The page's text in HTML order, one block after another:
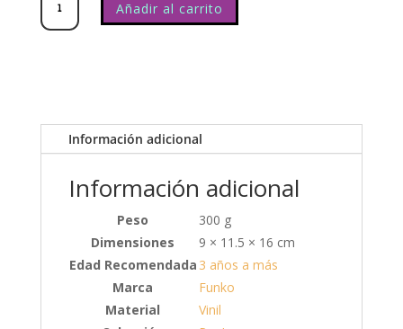
cantidad Añadir al carrito
Información adicional
Información adicional
Peso
300 g
Dimensiones
9 × 11.5 × 16 cm
Edad Recomendada 3 años a más
Marca
Funko
Material
Vinil